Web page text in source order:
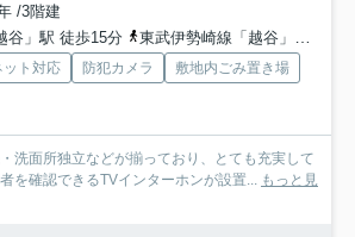
/3階建
谷」駅 徒歩15分
東武伊勢崎線「越谷」駅 徒歩25分
ット対応 防犯カメラ
敷地内ごみ置き場
洗面所独立などが揃っており、とても充実して
を確認できるTVインターホンが設置... もっと見